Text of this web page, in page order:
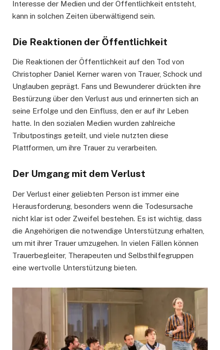
Interesse der Medien und der Öffentlichkeit entsteht,
kann in solchen Zeiten überwältigend sein.
Die Reaktionen der Öffentlichkeit
Die Reaktionen der Öffentlichkeit auf den Tod von
Christopher Daniel Kerner waren von Trauer, Schock und
Unglauben geprägt. Fans und Bewunderer drückten ihre
Bestürzung über den Verlust aus und erinnerten sich an
seine Erfolge und den Einfluss, den er auf ihr Leben
hatte. In den sozialen Medien wurden zahlreiche
Tributpostings geteilt, und viele nutzten diese
Plattformen, um ihre Trauer zu verarbeiten.
Der Umgang mit dem Verlust
Der Verlust einer geliebten Person ist immer eine
Herausforderung, besonders wenn die Todesursache
nicht klar ist oder Zweifel bestehen. Es ist wichtig, dass
die Angehörigen die notwendige Unterstützung erhalten,
um mit ihrer Trauer umzugehen. In vielen Fällen können
Trauerbegleiter, Therapeuten und Selbsthilfegruppen
eine wertvolle Unterstützung bieten.